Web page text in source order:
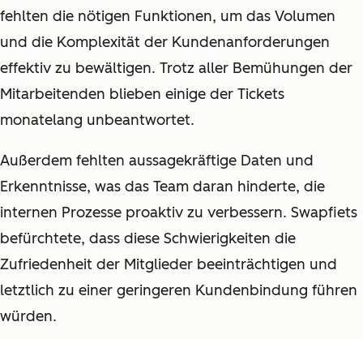
fehlten die nötigen Funktionen, um das Volumen
und die Komplexität der Kundenanforderungen
effektiv zu bewältigen. Trotz aller Bemühungen der
Mitarbeitenden blieben einige der Tickets
monatelang unbeantwortet.
Außerdem fehlten aussagekräftige Daten und
Erkenntnisse, was das Team daran hinderte, die
internen Prozesse proaktiv zu verbessern. Swapfiets
befürchtete, dass diese Schwierigkeiten die
Zufriedenheit der Mitglieder beeinträchtigen und
letztlich zu einer geringeren Kundenbindung führen
würden.